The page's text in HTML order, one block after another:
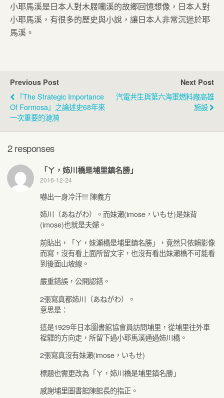
小耶馬溪是日本人對木屐囒溪的故鄉回憶想像，日本人對
小耶馬溪，有很多的歷史與小說，讓日本人非常沉迷於耶
馬溪。
Previous Post
『The Strategic Importance
Of Formosa』之論述史68年來
一次重要的漣漪
Next Post
汽電共生與第六海軍燃料廠高雄
施設
2 responses
「ㄚ，姉川橋是埔里鎮名勝」
2016-12-24
嚇出一身冷汗!!! 陳義方
姉川（あねがわ）。而妹瀬(imose，いもせ)是妹背
(imose)也就是夫婦。
前貼出，「ㄚ，妹瀬橋是埔里鎮名勝」，竟然只依賴影像
而寫，沒有看上面所留文字，也沒有看出妹瀬橋不可能看
到後面山坡線。
嚴重錯誤，公開認錯。
2張寫真都姉川（あねがわ）。
意思是：
這是1929年日本圖書館協會員訪問埔里，從埔里往外車
裎驛的方向走，所留下過小耶馬溪通過姉川橋。
2張寫真沒有妹瀬(imose，いもせ)
標題也需更改為「ㄚ，姉川橋是埔里鎮名勝」
感謝埔里圖書館陳館長的指正。